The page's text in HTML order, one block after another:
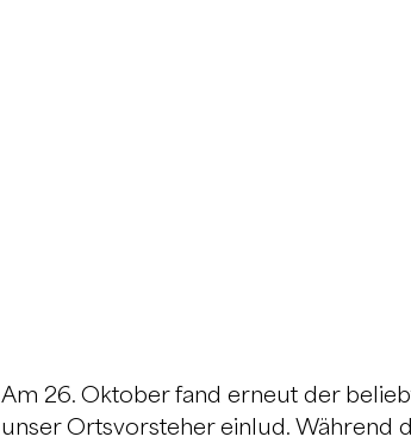
Am 26. Oktober fand erneut der
unser Ortsvorsteher einlud. Während